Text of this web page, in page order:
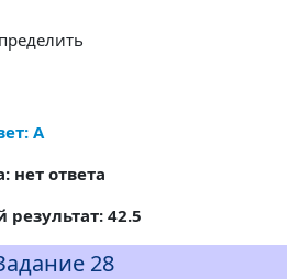
А
нет ответа
42.5
28